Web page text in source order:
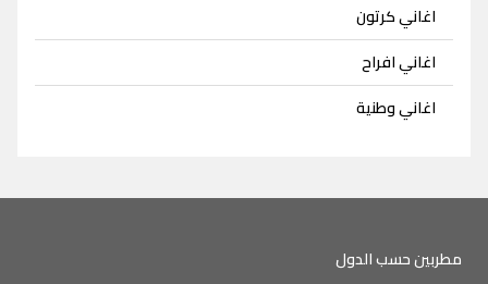
اغاني كرتون
اغاني افراح
اغاني وطنية
مطربين حسب الدول